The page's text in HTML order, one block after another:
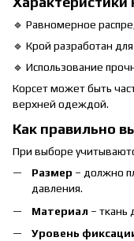
🔹 Равномерное
🔹 Крой разработан
🔹 Использование
Корсет может быть
верхней одеждой.
Как правильно
При выборе
Размер – должно
давления.
Материал – ткань
Уровень